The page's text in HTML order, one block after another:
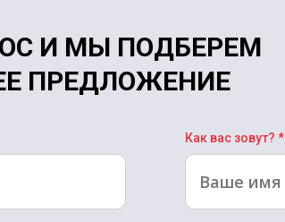
И МЫ ПОДБЕРЕМ
ПРЕДЛОЖЕНИЕ
Как вас зовут? *